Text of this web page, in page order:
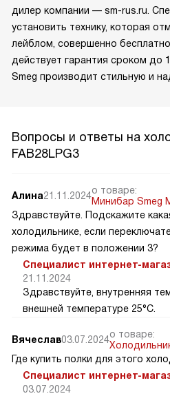
дилер компании — sm-rus.ru.
установить технику, которая
лейблом, совершенно
действует гарантия сроком до
Smeg производит стильную и
Вопросы и ответы на
FAB28LPG3
Алина21.11.2024о товаре:
Минибар Smeg
Здравствуйте. Подскажите
холодильнике, если
режима будет в положении 3?
Специалист интернет-
21.11.2024
Здравствуйте, внутренняя
внешней температуре 25°C.
Вячеслав03.07.2024о товаре:
Где купить полки для этого
Специалист интернет-
03.07.2024